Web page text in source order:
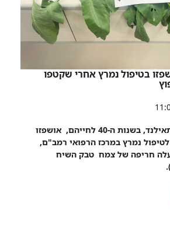
בטיפול נמרץ אחרי שקטפו
שני פועלים זרים מתאילנד, בשנות ה-40 לחייהם, אושפזו
נמרץ במרכז הרפואי רמב"ם,
חריפה של צמח טבק השיח